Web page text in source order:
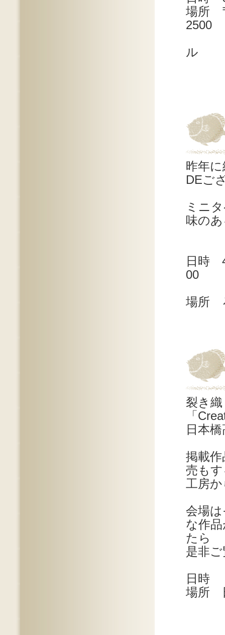
場所
2500
ル （
昨年
DEご
ミニ
味の
日時
00
場所
裂き
「
日本
掲載
売も
工房
会場
な作
たら
是非
日時
場所